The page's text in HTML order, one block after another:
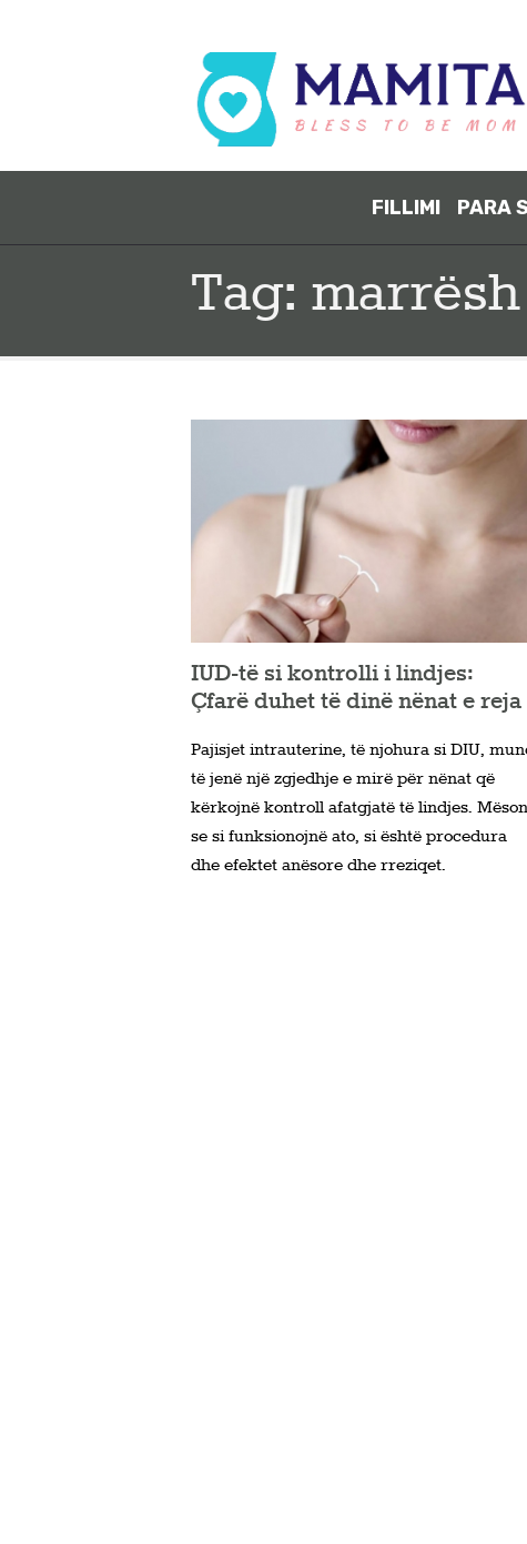
FILLIMI PARA
Tag: marrësh
IUD-të si kontrolli i lindjes:
Çfarë duhet të dinë nënat e reja
Pajisjet intrauterine, të njohura si DIU,
të jenë një zgjedhje e mirë për nënat që
kërkojnë kontroll afatgjatë të lindjes.
se si funksionojnë ato, si është procedura
dhe efektet anësore dhe rreziqet.